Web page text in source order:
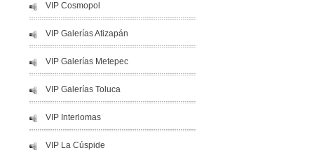
VIP Cosmopol
VIP Galerías Atizapán
VIP Galerías Metepec
VIP Galerías Toluca
VIP Interlomas
VIP La Cúspide